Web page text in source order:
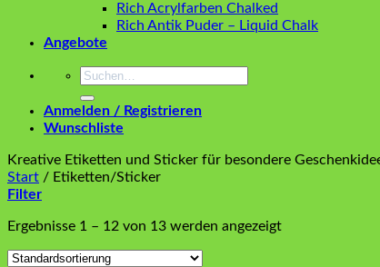
Rich Acrylfarben Chalked
Rich Antik Puder – Liquid Chalk
Angebote
Suchen
Anmelden / Registrieren
Wunschliste
Kreative Etiketten und Sticker für besondere
Start / Etiketten/Sticker
Filter
Ergebnisse 1 – 12 von 13 werden angezeigt